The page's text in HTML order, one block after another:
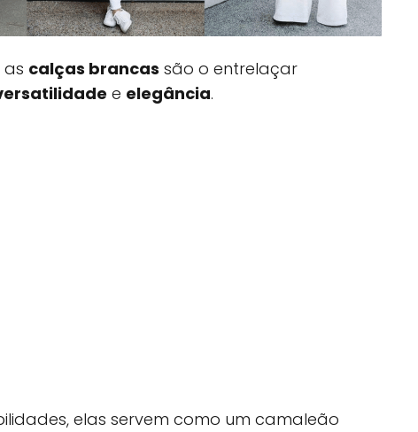
as calças brancas são o entrelaçar
e elegância.
elas servem como um camaleão